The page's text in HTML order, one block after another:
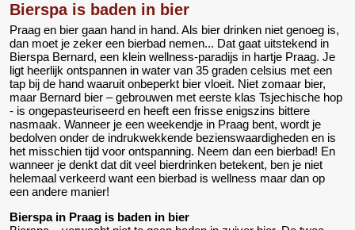
Bierspa is baden in bier
Praag en bier gaan hand in hand. Als bier drinken niet genoeg is,
dan moet je zeker een bierbad nemen... Dat gaat uitstekend in
Bierspa Bernard, een klein wellness-paradijs in hartje Praag. Je
ligt heerlijk ontspannen in water van 35 graden celsius met een
tap bij de hand waaruit onbeperkt bier vloeit. Niet zomaar bier,
maar Bernard bier – gebrouwen met eerste klas Tsjechische hop
- is ongepasteuriseerd en heeft een frisse enigszins bittere
nasmaak. Wanneer je een weekendje in Praag bent, wordt je
bedolven onder de indrukwekkende bezienswaardigheden en is
het misschien tijd voor ontspanning. Neem dan een bierbad! En
wanneer je denkt dat dit veel bierdrinken betekent, ben je niet
helemaal verkeerd want een bierbad is wellness maar dan op
een andere manier!
Bierspa in Praag is baden in bier